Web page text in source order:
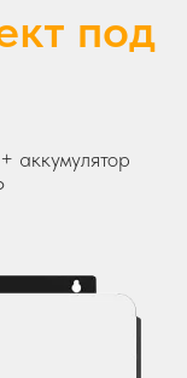
под
аккумулятор